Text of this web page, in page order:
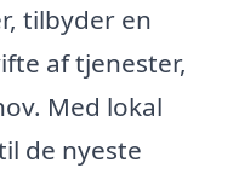
tilbyder en
af tjenester,
Med lokal
de nyeste